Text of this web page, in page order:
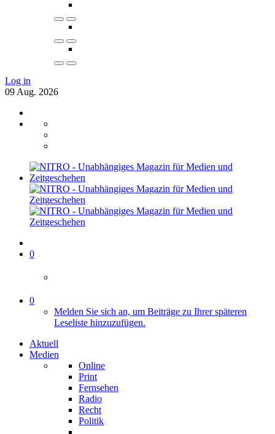
Log in
09 Aug. 2026
0
0
Melden Sie sich an, um Beiträge zu Ihrer späteren
Leseliste hinzuzufügen.
Aktuell
Medien
Online
Print
Fernsehen
Radio
Recht
Politik